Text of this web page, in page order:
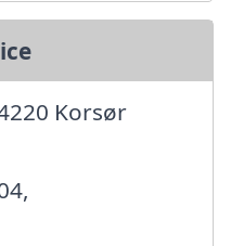
Korsør